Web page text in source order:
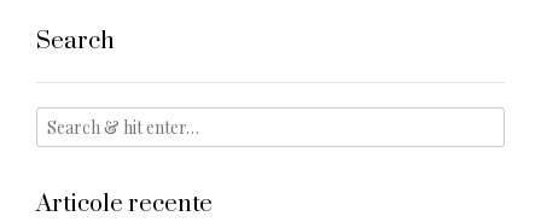
Search
Articole recente